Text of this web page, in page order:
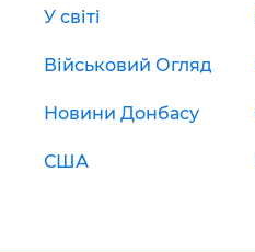
У світі
Військовий Огляд
Новини Донбасу
США